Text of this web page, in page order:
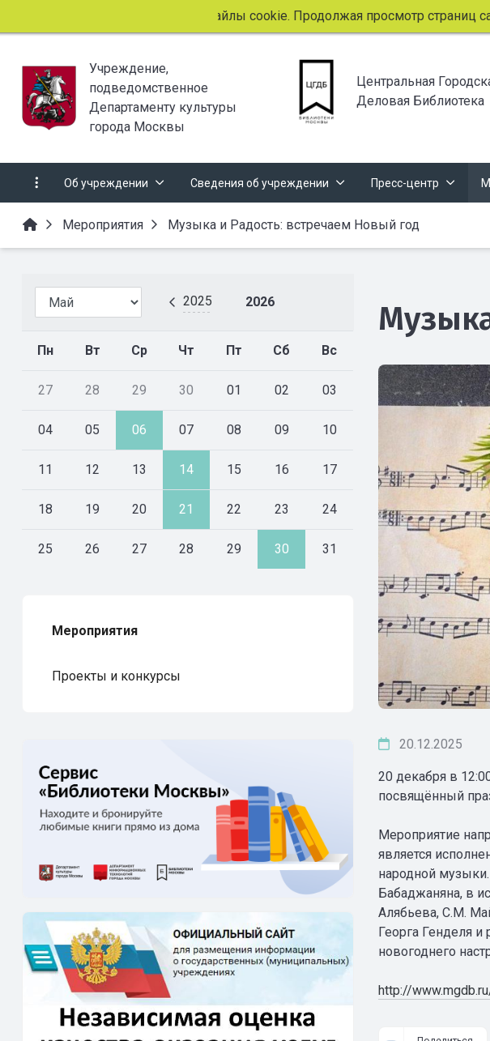
Этот сайт использует файлы cookie. Продолжая просмотр страниц
Учреждение,
подведомственное
Департаменту культуры
города Москвы
Центральная
Деловая Библиотека
Об учреждении Сведения об учреждении Пресс-центр
Мероприятия Музыка и Радость: встречаем Новый год
2025 2026
Пн Вт Ср Чт Пт Сб Вс
27 28 29 30 01 02 03
04 05 06 07 08 09 10
11 12 13 14 15 16 17
18 19 20 21 22 23 24
25 26 27 28 29 30 31
Мероприятия
Проекты и конкурсы
20.12.2025
20 декабря в
посвящённый
Мероприятие
является
народной
Бабаджаняна, в
Алябьева, С.М.
Георга Генделя
новогоднего
http://